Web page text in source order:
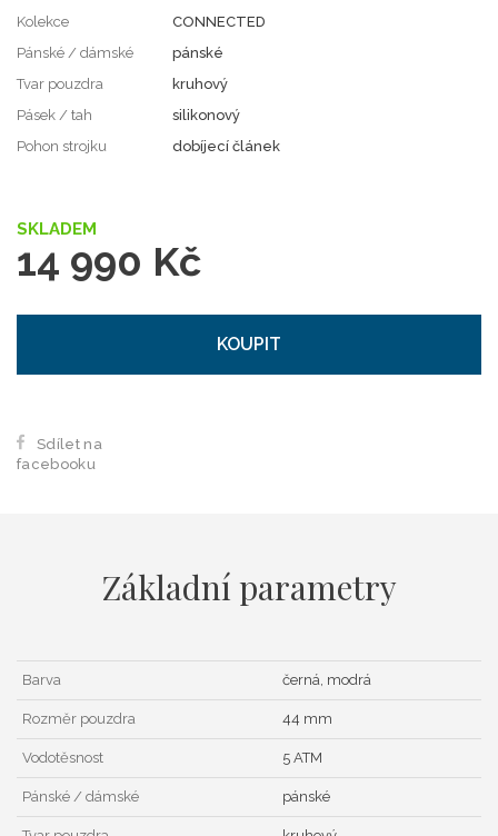
Kolekce
CONNECTED
Pánské / dámské
pánské
Tvar pouzdra
kruhový
Pásek / tah
silikonový
Pohon strojku
dobíjecí článek
SKLADEM
14 990 Kč
KOUPIT
Sdílet na
facebooku
Základní parametry
Barva černá, modrá
Rozměr pouzdra 44 mm
Vodotěsnost 5 ATM
Pánské / dámské pánské